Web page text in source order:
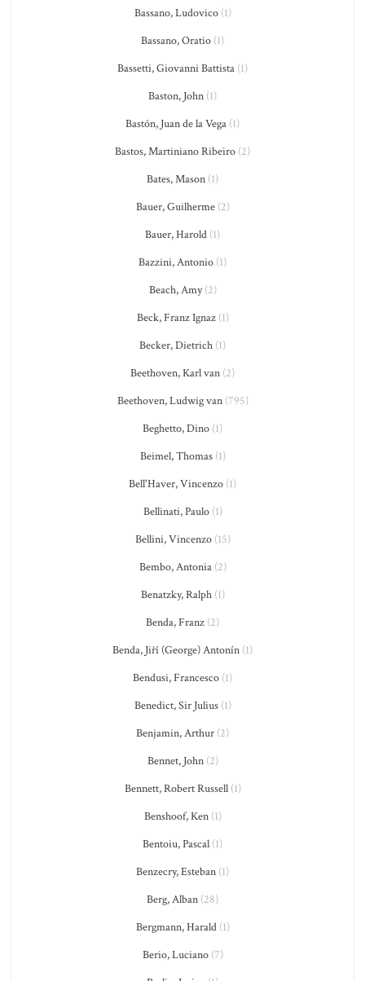
Bassano, Ludovico(1)
Bassano, Oratio (1)
Bassetti, Giovanni Battista (1)
Baston, John (1)
Bastón, Juan de la Vega (1)
Bastos, Martiniano Ribeiro (2)
Bates, Mason (1)
Bauer, Guilherme(2)
Bauer, Harold (1)
Bazzini, Antonio (1)
Beach, Amy(2)
Beck, Franz Ignaz(1)
Becker, Dietrich (1)
Beethoven, Karl van (2)
Beethoven, Ludwig van(795)
Beghetto, Dino (1)
Beimel, Thomas(1)
Bell'Haver, Vincenzo (1)
Bellinati, Paulo(1)
Bellini, Vincenzo(15)
Bembo, Antonia(2)
Benatzky, Ralph(1)
Benda, Franz (2)
Benda, Jiří (George) Antonín (1)
Bendusi, Francesco (1)
Benedict, Sir Julius(1)
Benjamin, Arthur (2)
Bennet, John(2)
Bennett, Robert Russell(1)
Benshoof, Ken(1)
Bentoiu, Pascal (1)
Benzecry, Esteban (1)
Berg, Alban (28)
Bergmann, Harald(1)
Berio, Luciano(7)